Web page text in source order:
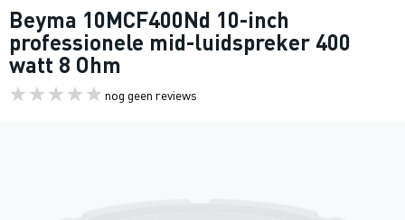
Beyma 10MCF400Nd 10-inch
professionele mid-luidspreker 400
watt 8 Ohm
nog geen reviews